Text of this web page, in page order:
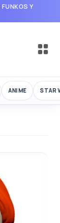
Y
ANIME STAR